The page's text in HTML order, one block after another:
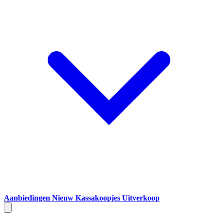
Aanbiedingen Nieuw Kassakoopjes Uitverkoop